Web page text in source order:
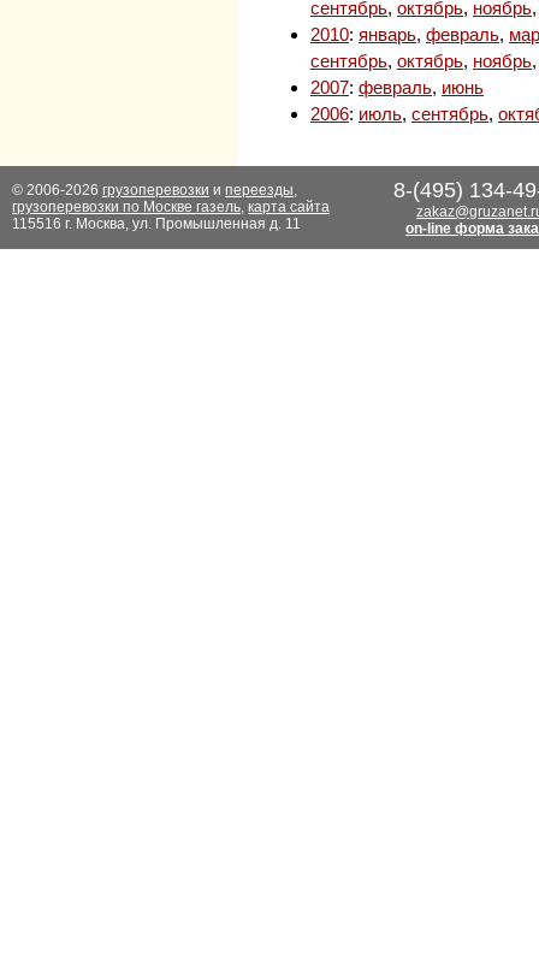
сентябрь, октябрь, ноябрь
2010: январь, февраль,
сентябрь, октябрь, ноябрь
2007: февраль, июнь
2006: июль, сентябрь,
© 2006-2026 грузоперевозки и переезды,
грузоперевозки по Москве газель, карта сайта
115516 г. Москва, ул. Промышленная д. 11
8-(495) 134-
on-line форма